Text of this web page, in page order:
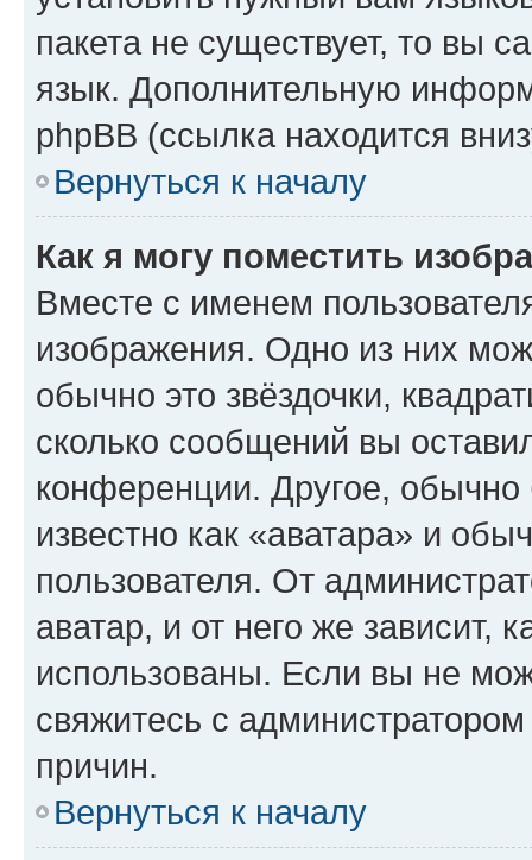
пакета не существует, то вы
язык. Дополнительную
phpBB (ссылка находится
Вернуться к началу
Как я могу поместить
Вместе с именем
изображения. Одно из них
обычно это звёздочки,
сколько сообщений вы
конференции. Другое,
известно как «аватара» и
пользователя. От
аватар, и от него же зависит,
использованы. Если вы не
свяжитесь с
причин.
Вернуться к началу